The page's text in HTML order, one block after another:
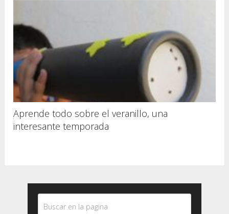
Aprende todo sobre el veranillo, una
interesante temporada